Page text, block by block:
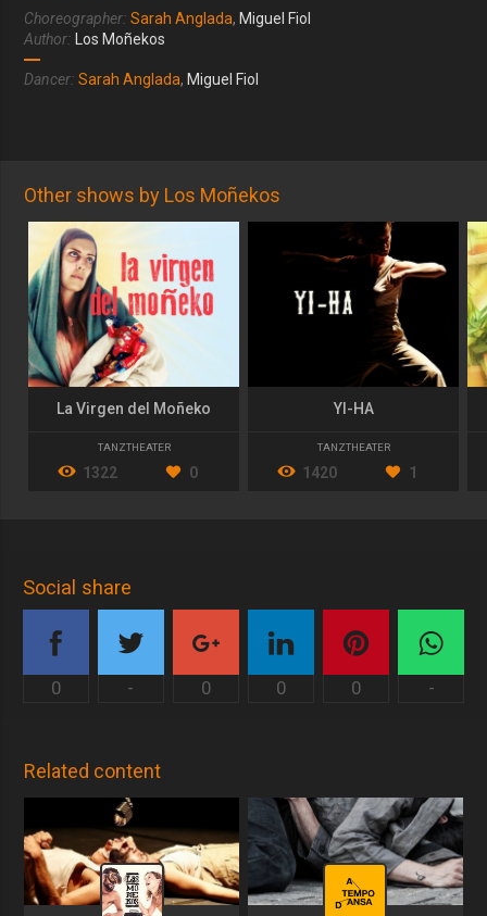
Choreographer: Sarah Anglada,Miguel Fiol
Author: Los Moñekos
Dancer: Sarah Anglada,Miguel Fiol
Other shows by Los Moñekos
La Virgen del Moñeko
TANZTHEATER
1322 0
YI-HA
TANZTHEATER
1420 1
Social share
0 - 0 0 0 -
Related content